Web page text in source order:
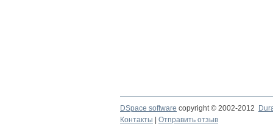
DSpace software copyright © 2002-2012
Контакты
Отправить отзыв